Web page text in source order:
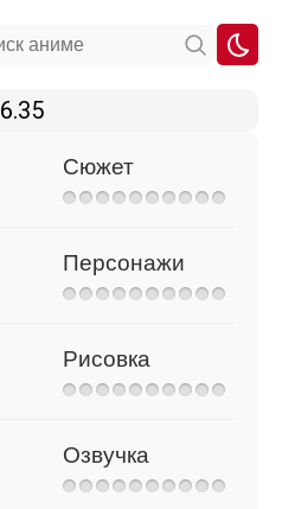
6.35
Сюжет
Персонажи
Рисовка
Озвучка